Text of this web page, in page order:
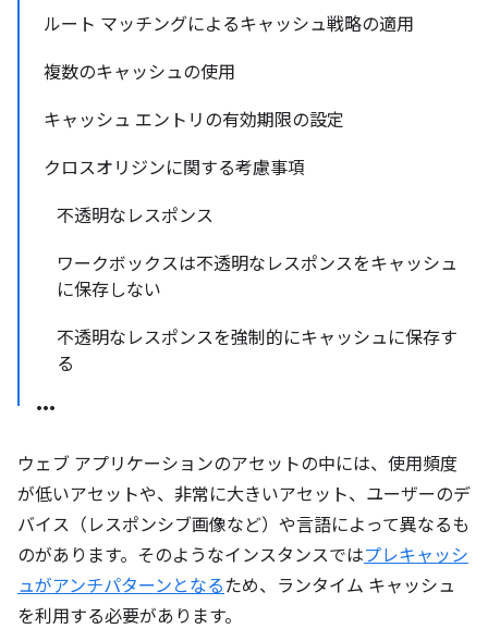
ルート マッチングによるキャッシュ戦略の適用
複数のキャッシュの使用
キャッシュ エントリの有効期限の設定
クロスオリジンに関する考慮事項
不透明なレスポンス
ワークボックスは不透明なレスポンスをキャッシュ
に保存しない
不透明なレスポンスを強制的にキャッシュに保存す
る
ウェブ アプリケーションのアセットの中には、使用頻度
が低いアセットや、非常に大きいアセット、ユーザーのデ
バイス（レスポンシブ画像など）や言語によって異なるも
のがあります。そのようなインスタンスではプレキャッシ
ュがアンチパターンとなる ため、ランタイム キャッシュ
を利用する必要があります。